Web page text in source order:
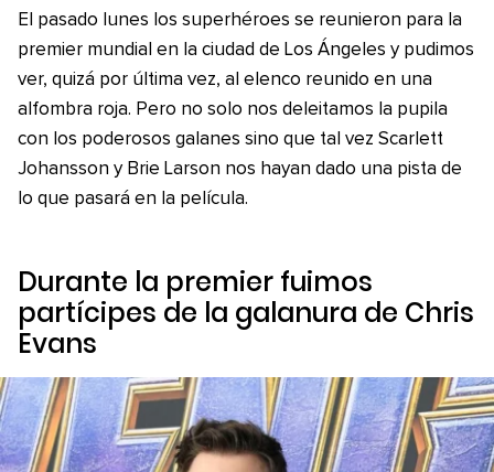
El pasado lunes los superhéroes se reunieron para la
premier mundial en la ciudad de Los Ángeles y pudimos
ver, quizá por última vez, al elenco reunido en una
alfombra roja. Pero no solo nos deleitamos la pupila
con los poderosos galanes sino que tal vez Scarlett
Johansson y Brie Larson nos hayan dado una pista de
lo que pasará en la película.
Durante la premier fuimos
partícipes de la galanura de Chris
Evans